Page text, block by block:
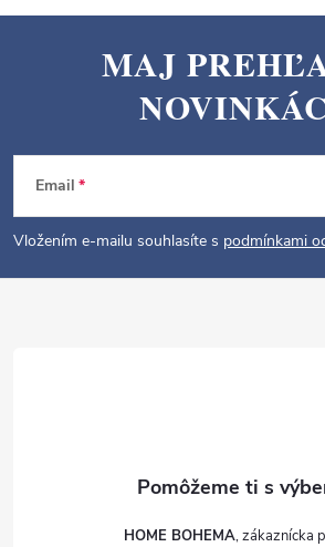
p
e
MAJ
Email
Vložením e-mailu souhlasíte s podmínkami
HOME BOHEMA